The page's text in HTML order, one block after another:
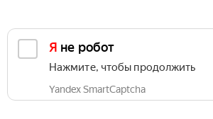
Я не робот
Нажмите, чтобы продолжить
Yandex SmartCaptcha